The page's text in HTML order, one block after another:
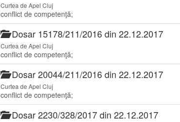
Curtea de Apel Cluj
conflict de competenţă;
Dosar 15178/211/2016 din 22.12.2017
Curtea de Apel Cluj
conflict de competenţă;
Dosar 20044/211/2016 din 22.12.2017
Curtea de Apel Cluj
conflict de competenţă;
Dosar 2230/328/2017 din 22.12.2017